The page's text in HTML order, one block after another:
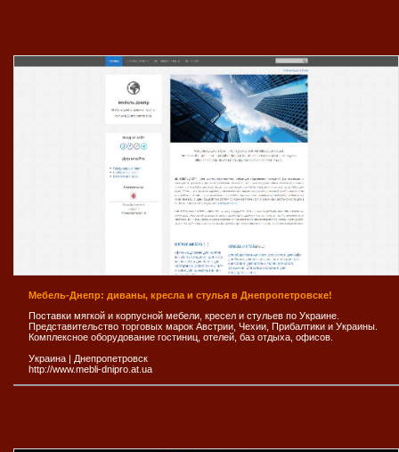
Мебель-Днепр: диваны, кресла и стулья в Днепропетровске!
Поставки мягкой и корпусной мебели, кресел и стульев по Украине.
Представительство торговых марок Австрии, Чехии, Прибалтики и Украины.
Комплексное оборудование гостиниц, отелей, баз отдыха, офисов.
Украина | Днепропетровск
http://www.mebli-dnipro.at.ua